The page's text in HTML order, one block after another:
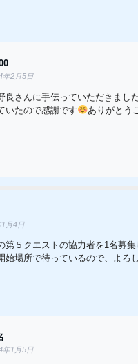
年2月5日
良さんに手伝っていただきまし
いたので感謝です
ありがとう
1月4日
第５クエストの協力者を1名募
始場所で待っているので、よろ
年1月5日